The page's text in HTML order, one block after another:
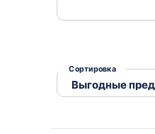
Сортировка